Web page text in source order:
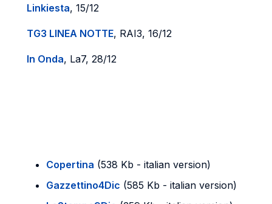
Linkiesta, 15/12
TG3 LINEA NOTTE, RAI3, 16/12
In Onda, La7, 28/12
Copertina (538 Kb - italian version)
Gazzettino4Dic (585 Kb - italian version)